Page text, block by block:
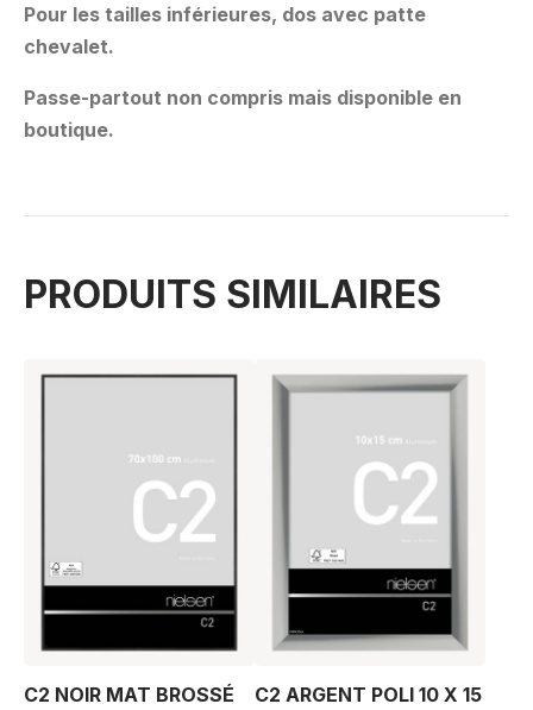
Pour les tailles inférieures, dos avec patte
chevalet.
Passe-partout non compris mais disponible en
boutique.
PRODUITS SIMILAIRES
C2 NOIR MAT BROSSÉ
C2 ARGENT POLI 10 X 15